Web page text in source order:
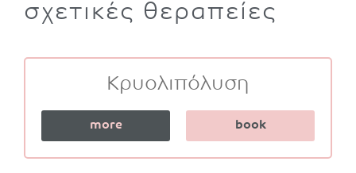
σχετικές θεραπείες
Κρυολιπόλυση
more book